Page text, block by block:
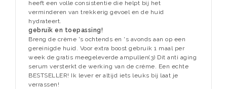
heeft een volle consistentie die helpt bij het
verminderen van trekkerig gevoel en de huid
hydrateert.
gebruik en toepassing!
Breng de crème 's ochtends en 's avonds aan op een
gereinigde huid. Voor extra boost gebruik 1 maal per
week de gratis meegeleverde ampullen(3) Dit anti aging
serum versterkt de werking van de créme. Een echte
BESTSELLER! Ik lever er altijd iets leuks bij laat je
verrassen!